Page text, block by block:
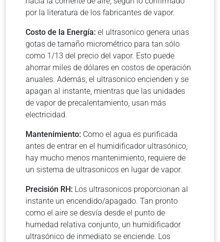
por la literatura de los fabricantes de vapor.
Costo de la Energía: el ultrasonico genera unas
gotas de tamaño micrométrico para tan sólo
como 1/13 del precio del vapor. Esto puede
ahorrar miles de dólares en costos de operación
anuales. Además, el ultrasonico encienden y se
apagan al instante, mientras que las unidades
de vapor de precalentamiento, usan más
electricidad.
Mantenimiento: Como el agua es purificada
antes de entrar en el humidificador ultrasónico,
hay mucho menos mantenimiento, requiere de
un sistema de ultrasonicos en lugar de vapor.
Precisión RH: Los ultrasonicos proporcionan al
instante un encendido/apagado. Tan pronto
como el aire se desvía desde el punto de
humedad relativa conjunto, un humidificador
ultrasónico de inmediato se enciende. Los